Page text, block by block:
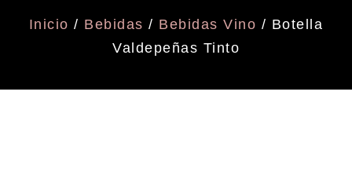
Inicio / Bebidas / Bebidas Vino / Botella
Valdepeñas Tinto